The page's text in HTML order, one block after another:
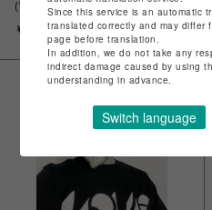
(WHITE)
￥3,500
Since this service is an automatic
translated correctly and may differ
page before translation.
In addition, we do not take any
indirect damage caused by using
understanding in advance.
Switch language